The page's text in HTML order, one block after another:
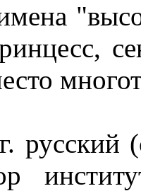
русский